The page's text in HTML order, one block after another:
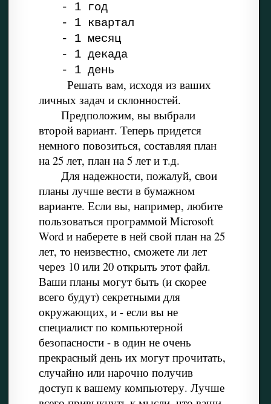
- 1 год
- 1 квартал
- 1 месяц
- 1 декада
- 1 день
Решать вам, исходя из ваших
личных задач и склонностей.
Предположим, вы выбрали
второй вариант. Теперь придется
немного повозиться, составляя план
на 25 лет, план на 5 лет и т.д.
Для надежности, пожалуй, свои
планы лучше вести в бумажном
варианте. Если вы, например, любите
пользоваться программой Microsoft
Word и наберете в ней свой план на 25
лет, то неизвестно, сможете ли лет
через 10 или 20 открыть этот файл.
Ваши планы могут быть (и скорее
всего будут) секретными для
окружающих, и - если вы не
специалист по компьютерной
безопасности - в один не очень
прекрасный день их могут прочитать,
случайно или нарочно получив
доступ к вашему компьютеру. Лучше